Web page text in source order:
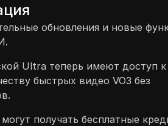
обновления и новые
Ultra теперь имеют доступ к
быстрых видео VO3 без
получать бесплатные